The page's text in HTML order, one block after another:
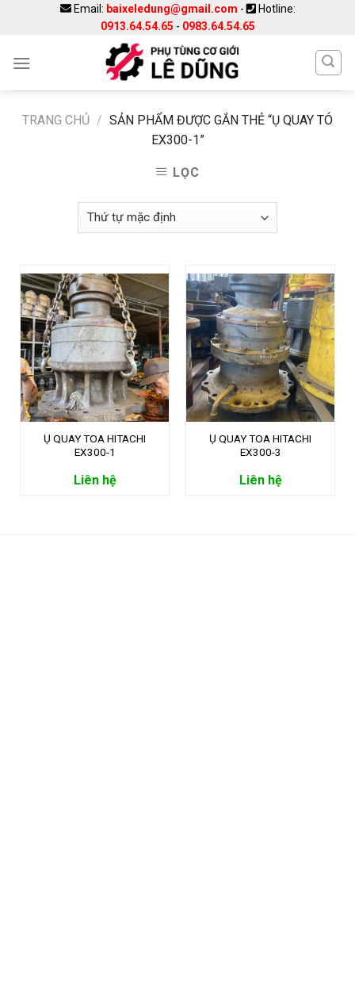
Email: baixeledung@gmail.com -
Hotline:
0913.64.54.65 - 0983.64.54.65
TRANG CHỦ / SẢN PHẨM ĐƯỢC GẮN THẺ “Ụ QUAY TÓ
EX300-1”
LỌC
Ụ QUAY TOA HITACHI
EX300-1
Liên hệ
Ụ QUAY TOA HITACHI
EX300-3
Liên hệ